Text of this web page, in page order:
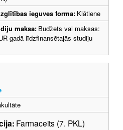
ieguves forma: Klātiene
maksa: Budžets vai maksas:
gadā līdzfinansētajās studiju
Farmaceits (7. PKL)